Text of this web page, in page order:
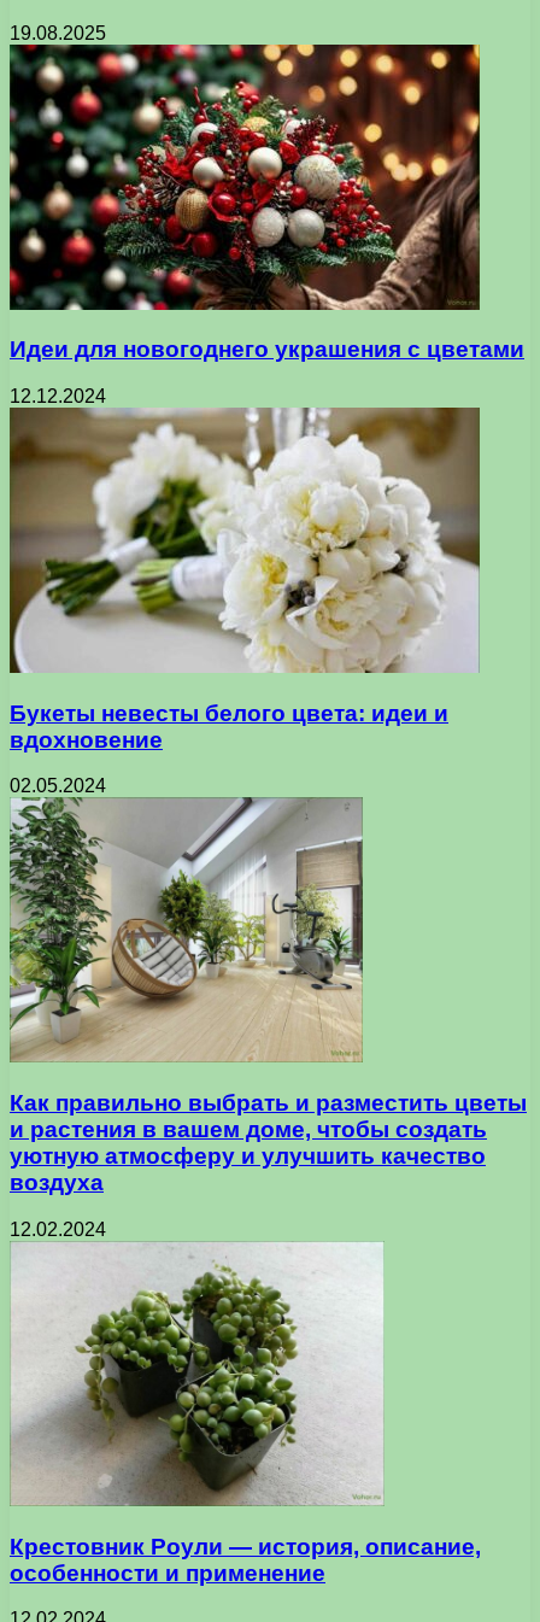
19.08.2025
Идеи для новогоднего украшения с цветами
12.12.2024
Букеты невесты белого цвета: идеи и
вдохновение
02.05.2024
Как правильно выбрать и разместить цветы
и растения в вашем доме, чтобы создать
уютную атмосферу и улучшить качество
воздуха
12.02.2024
Крестовник Роули — история, описание,
особенности и применение